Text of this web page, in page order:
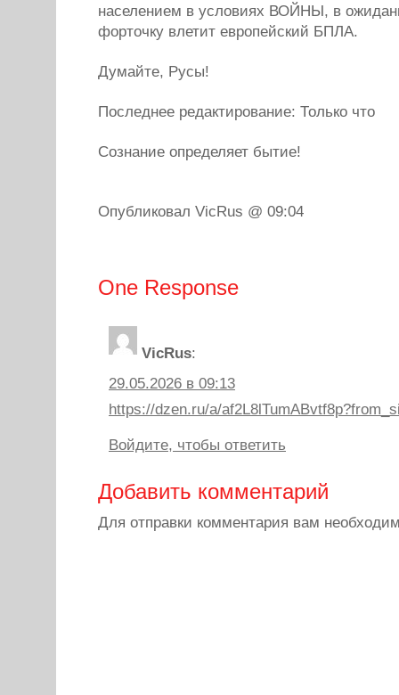
населением в условиях ВОЙНЫ, в
форточку влетит европейский БПЛА.
Думайте, Русы!
Последнее редактирование: Только что
Сознание определяет бытие!
Опубликовал VicRus @ 09:04
One Response
VicRus:
29.05.2026 в 09:13
https://dzen.ru/a/
Войдите, чтобы ответить
Добавить комментарий
Для отправки комментария вам